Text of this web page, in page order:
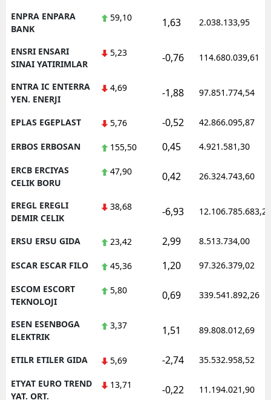
ENPRA ENPARA
BANK
59,10 1,63 2.038.133,95
ENSRI ENSARI
SINAI YATIRIMLAR
5,23 -0,76 114.680.039,61
ENTRA IC ENTERRA
YEN. ENERJI
4,69 -1,88 97.851.774,54
EPLAS EGEPLAST 5,76 -0,52 42.866.095,87
ERBOS ERBOSAN 155,50 0,45 4.921.581,30
ERCB ERCIYAS
CELIK BORU
47,90 0,42 26.324.743,60
EREGL EREGLI
DEMIR CELIK
38,68 -6,93 12.106.785.683,20
ERSU ERSU GIDA 23,42 2,99 8.513.734,00
ESCAR ESCAR FILO 45,36 1,20 97.326.379,02
ESCOM ESCORT
TEKNOLOJI
5,80 0,69 339.541.892,26
ESEN ESENBOGA
ELEKTRIK
3,37 1,51 89.808.012,69
ETILR ETILER GIDA 5,69 -2,74 35.532.958,52
ETYAT EURO TREND
YAT. ORT.
13,71 -0,22 11.194.021,90